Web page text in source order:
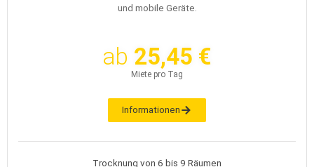
und mobile Geräte.
ab 25,45 €
Miete pro Tag
Informationen
Trocknung von 6 bis 9 Räumen